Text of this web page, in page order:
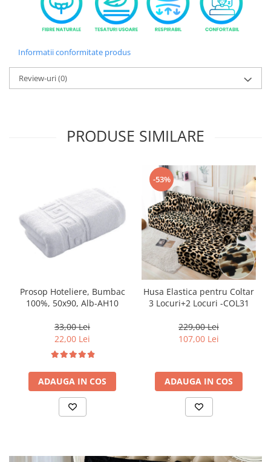
Informatii conformitate produs
Review-uri(0)
PRODUSE SIMILARE
Prosop Hoteliere, Bumbac
100%, 50x90, Alb-AH10
33,00 Lei
22,00 Lei
ADAUGA IN COS
-53%
Husa Elastica pentru Coltar
3 Locuri+2 Locuri -COL31
229,00 Lei
107,00 Lei
ADAUGA IN COS